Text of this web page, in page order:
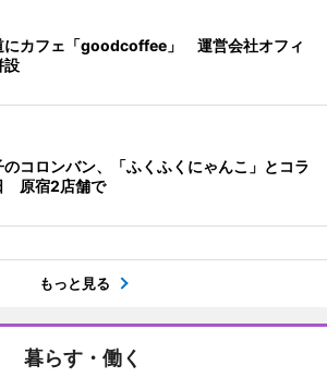
にカフェ「goodcoffee」 運営会社オフィ
設
のコロンバン、「ふくふくにゃんこ」とコラ
原宿2店舗で
もっと見る
暮らす・働く